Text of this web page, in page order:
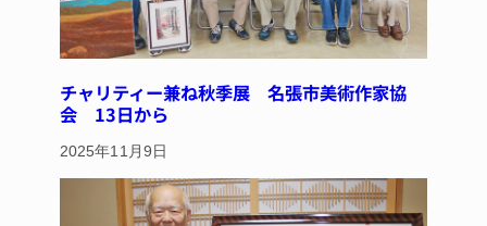
チャリティー兼ね秋季展 名張市美術作家協
会 13日から
2025年11月9日